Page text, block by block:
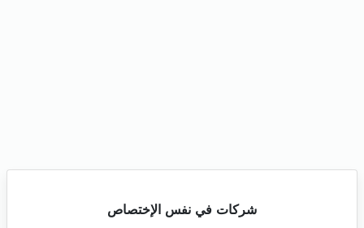
شركات في نفس الإختصاص